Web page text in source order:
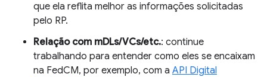
que ela reflita melhor as informações solicitadas
pelo RP.
Relação com mDLs/VCs/etc.: continue
trabalhando para entender como eles se encaixam
na FedCM, por exemplo, com a API Digital